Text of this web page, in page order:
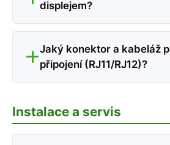
displejem?
Jaký konektor a kabeláž
připojení (RJ11/RJ12)?
Instalace a servis